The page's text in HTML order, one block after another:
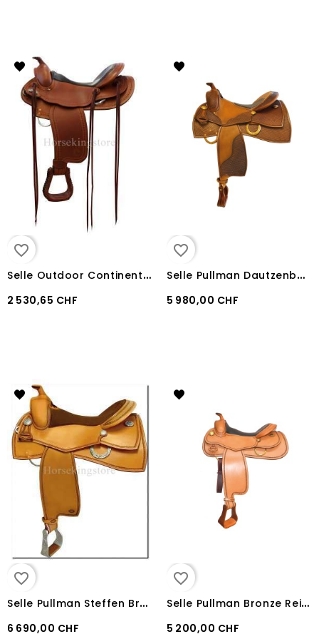
favorite_border
S
elle Outdoor Continental pour FM ou Haflinger
2 530,65 CHF
favorite_border
S
elle Pullman Dautzenberg Performer
5 980,00 CHF
favorite_border
S
elle Pullman Steffen Breug Reiner
6 690,00 CHF
favorite_border
S
elle Pullman Bronze Reiner
5 200,00 CHF